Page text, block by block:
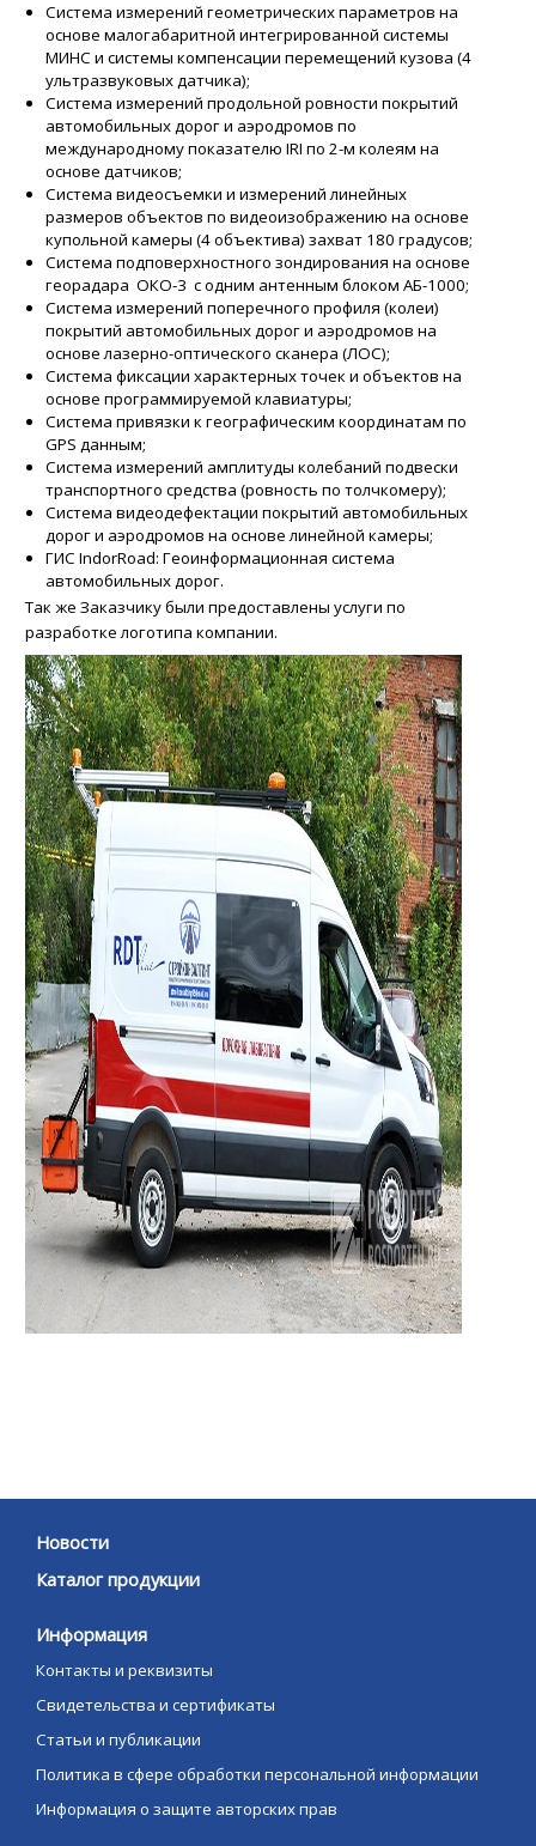
Система измерений геометрических параметров на
основе малогабаритной интегрированной системы
МИНС и системы компенсации перемещений кузова (4
ультразвуковых датчика);
Система измерений продольной ровности покрытий
автомобильных дорог и аэродромов по
международному показателю IRI по 2-м колеям на
основе датчиков;
Система видеосъемки и измерений линейных
размеров объектов по видеоизображению на основе
купольной камеры (4 объектива) захват 180 градусов;
Система подповерхностного зондирования на основе
георадара ОКО-3 с одним антенным блоком АБ-1000;
Система измерений поперечного профиля (колеи)
покрытий автомобильных дорог и аэродромов на
основе лазерно-оптического сканера (ЛОС);
Система фиксации характерных точек и объектов на
основе программируемой клавиатуры;
Система привязки к географическим координатам по
GPS данным;
Система измерений амплитуды колебаний подвески
транспортного средства (ровность по толчкомеру);
Система видеодефектации покрытий автомобильных
дорог и аэродромов на основе линейной камеры;
ГИС IndorRoad: Геоинформационная система
автомобильных дорог.
Так же Заказчику были предоставлены услуги по
разработке логотипа компании.
Новости
Каталог продукции
Информация
Контакты и реквизиты
Свидетельства и сертификаты
Статьи и публикации
Политика в сфере обработки персональной информации
Информация о защите авторских прав